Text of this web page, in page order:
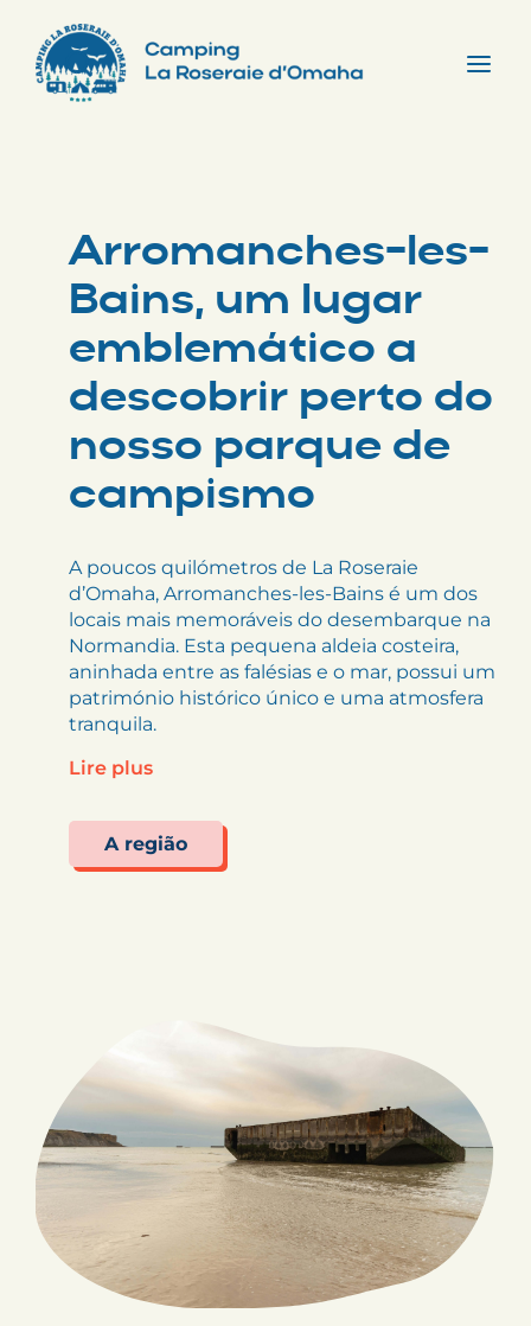
content
Arromanches-les-
Bains, um lugar
emblemático a
descobrir perto do
nosso parque de
campismo
A poucos quilómetros de La Roseraie
d’Omaha, Arromanches-les-Bains é um dos
locais mais memoráveis do desembarque na
Normandia. Esta pequena aldeia costeira,
aninhada entre as falésias e o mar, possui um
património histórico único e uma atmosfera
tranquila.
Lire plus
A região